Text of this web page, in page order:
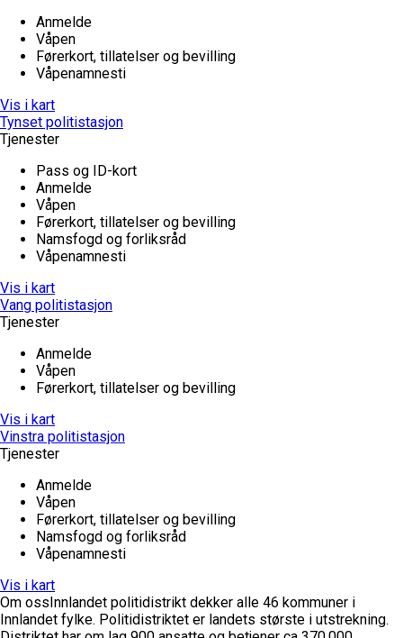
Anmelde
Våpen
Førerkort, tillatelser og bevilling
Våpenamnesti
Vis i kart
Tynset politistasjon
Tjenester
Pass og ID-kort
Anmelde
Våpen
Førerkort, tillatelser og bevilling
Namsfogd og forliksråd
Våpenamnesti
Vis i kart
Vang politistasjon
Tjenester
Anmelde
Våpen
Førerkort, tillatelser og bevilling
Vis i kart
Vinstra politistasjon
Tjenester
Anmelde
Våpen
Førerkort, tillatelser og bevilling
Namsfogd og forliksråd
Våpenamnesti
Vis i kart
Om ossInnlandet politidistrikt dekker alle 46 kommuner i
Innlandet fylke. Politidistriktet er landets største i utstrekning.